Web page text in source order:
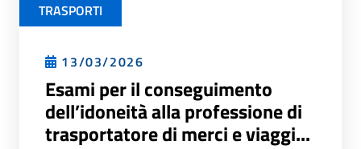
TRASPORTI
13/03/2026
Esami per il conseguimento
dell’idoneità alla professione di
trasportatore di merci e viaggi...